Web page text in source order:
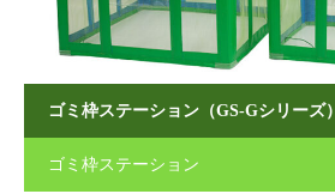
ゴミ枠ステーション（GS-Gシリーズ）
ゴミ枠ステーション